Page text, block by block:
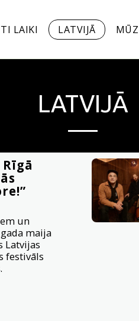
LAIKI LATVIJĀ
LATVIJĀ
un
maija
Latvijas
festivāls